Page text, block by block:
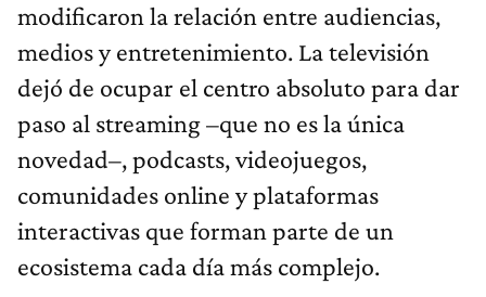
modificaron la relación entre audiencias,
medios y entretenimiento. La televisión
dejó de ocupar el centro absoluto para dar
paso al streaming –que no es la única
novedad–, podcasts, videojuegos,
comunidades online y plataformas
interactivas que forman parte de un
ecosistema cada día más complejo.